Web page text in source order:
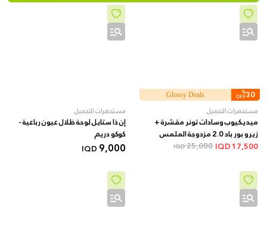
30
%
OFF
Glossy Deals
مستحضرات التجميل
ميديكيوب وسادات تونر مقشرة +
زيرو بور باد 2.0 مزدوجة الملمس
بأحماض AHA/BHA + 70 قطعة
17,500
25,000
IQD
مستحضرات التجميل
إن ذا ستايل لوحة ظلال عيون رباعية -
کوکو دریم
9,000
IQD